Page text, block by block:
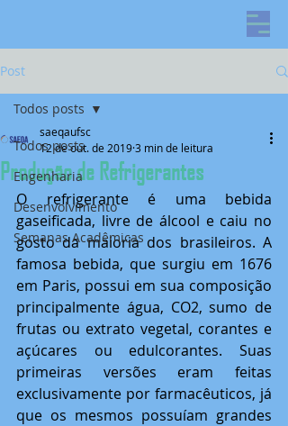
Post
Todos posts
Engenharia
Desenvolvimento
Semanas Acadêmicas
Todos posts
Produção de Refrigerantes
saeqaufsc
12 de out. de 20193 min de leitura
O refrigerante é uma bebida
gaseificada, livre de álcool e caiu no
gosto da maioria dos brasileiros. A
famosa bebida, que surgiu em 1676
em Paris, possui em sua composição
principalmente água, CO2, sumo de
frutas ou extrato vegetal, corantes e
açúcares ou edulcorantes. Suas
primeiras versões eram feitas
exclusivamente por farmacêuticos, já
que os mesmos possuíam grandes